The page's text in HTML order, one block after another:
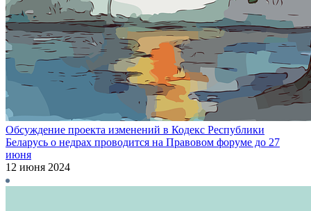
Обсуждение проекта изменений в Кодекс Республики
Беларусь о недрах проводится на Правовом форуме до 27
июня
12 июня 2024